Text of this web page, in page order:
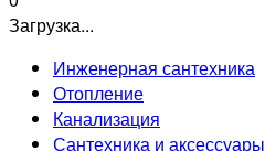
Загрузка...
Инженерная сантехника
Отопление
Канализация
Сантехника и аксессуары